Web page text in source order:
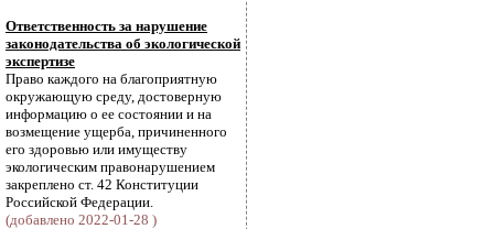
Ответственность за нарушение
законодательства об экологической
экспертизе
Право каждого на благоприятную
окружающую среду, достоверную
информацию о ее состоянии и на
возмещение ущерба, причиненного
его здоровью или имуществу
экологическим правонарушением
закреплено ст. 42 Конституции
Российской Федерации.
(добавлено 2022-01-28 )